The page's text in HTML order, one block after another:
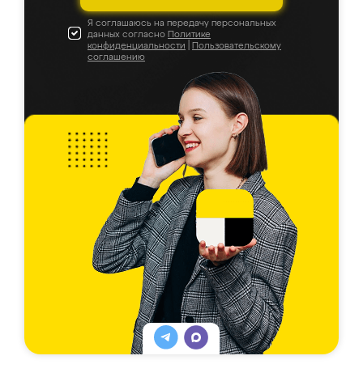
Я соглашаюсь на передачу персональных
данных согласно Политике
конфиденциальности
Пользовательскому
соглашению